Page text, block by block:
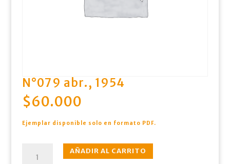
N°079 abr., 1954
$60.000
Ejemplar disponible solo en formato PDF.
abr.,
AÑADIR AL CARRITO